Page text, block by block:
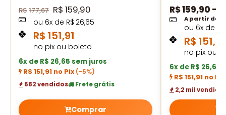
R$177,67 R$ 159,90
ou 6x de R$ 26,65
R$ 151,91
no pix ou boleto
6x de R$ 26,65 sem juros
R$ 151,91 no Pix (-5%)
682 vendidos Frete grátis
Comprar
R$159,90 –
A partir de
ou 6x de
R$ 151,91
no pix ou
6x de R$ 26,65
R$ 151,91 no Pix
2,2 mil